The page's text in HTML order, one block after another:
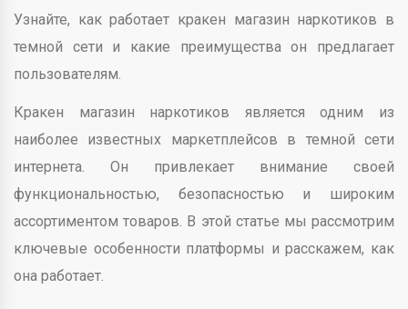
Узнайте, как работает кракен магазин наркотиков в
темной сети и какие преимущества он предлагает
пользователям.
Кракен магазин наркотиков является одним из
наиболее известных маркетплейсов в темной сети
интернета. Он привлекает внимание своей
функциональностью, безопасностью и широким
ассортиментом товаров. В этой статье мы рассмотрим
ключевые особенности платформы и расскажем, как
она работает.